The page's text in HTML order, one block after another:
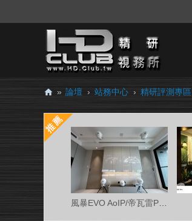
D.
Cl
» 論壇 › 站務中心 › 精研評測專區